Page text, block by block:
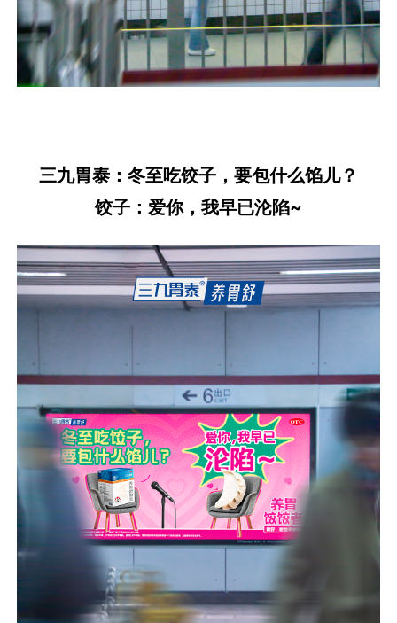
三九胃泰：冬至吃饺子，要包什么馅儿？
饺子：爱你，我早已沦陷~